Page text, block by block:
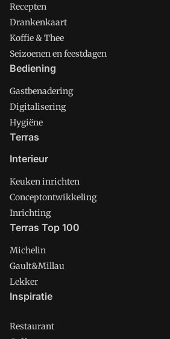
Recepten
Drankenkaart
Koffie & Thee
Seizoenen en feestdagen
Bediening
Gastbenadering
Digitalisering
Hygiëne
Terras
Interieur
Keuken inrichten
Conceptontwikkeling
Inrichting
Terras Top 100
Michelin
Gault&Millau
Lekker
Inspiratie
Restaurant